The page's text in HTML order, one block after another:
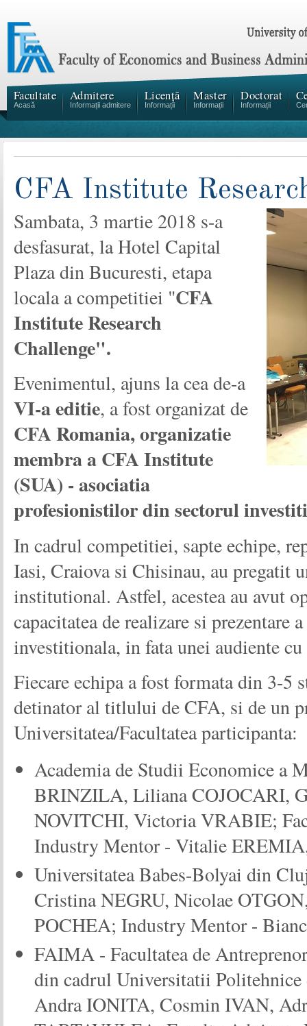
Facultate
Acasă
Admitere
Informații admitere
Licență
Informații
Master
Informații
Doctorat
Informații
CFA Institute
Sambata, 3 martie 2018 s-a
desfasurat, la Hotel Capital
Plaza din Bucuresti, etapa
locala a competitiei "CFA
Institute Research
Challenge".
Evenimentul, ajuns la cea de-a
VI-a editie, a fost organizat de
CFA Romania, organizatie
membra a CFA Institute
(SUA) - asociatia
profesionistilor din sectorul
In cadrul competitiei, sapte echipe,
Iasi, Craiova si Chisinau, au pregatit
institutional. Astfel, acestea au avut
capacitatea de realizare si prezentare
investitionala, in fata unei audiente
Fiecare echipa a fost formata din 3-5
detinator al titlului de CFA, si de un
Universitatea/Facultatea participanta:
Academia de Studii Economice a
BRINZILA, Liliana COJOCARI,
NOVITCHI, Victoria VRABIE;
Industry Mentor - Vitalie
Universitatea Babes-Bolyai din
Cristina NEGRU, Nicolae
POCHEA; Industry Mentor -
FAIMA - Facultatea de
din cadrul Universitatii
Andra IONITA, Cosmin IVAN,